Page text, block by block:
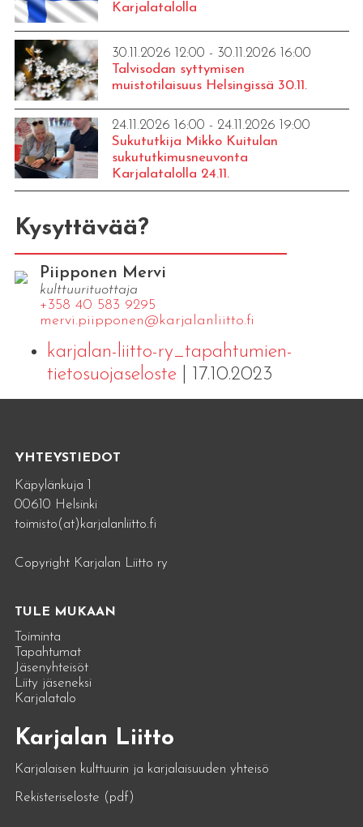
Karjalatalolla
30.11.2026 12:00 - 30.11.2026 16:00
Talvisodan syttymisen
muistotilaisuus Helsingissä 30.11.
24.11.2026 16:00 - 24.11.2026 19:00
Sukututkija Mikko Kuitulan
sukututkimusneuvonta
Karjalatalolla 24.11.
Kysyttävää?
Piipponen Mervi
kulttuurituottaja
+358 40 583 9295
mervi.​piipponen@​kar​jala​nlii​tto.​fi
karjalan-liitto-ry_tapahtumien-
tietosuojaseloste| 17.10.2023
YHTEYSTIEDOT
Käpylänkuja 1
00610 Helsinki
toimisto(at)karjalanliitto.fi
Copyright Karjalan Liitto ry
TULE MUKAAN
Toiminta
Tapahtumat
Jäsenyhteisöt
Liity jäseneksi
Karjalatalo
Karjalan Liitto
Karjalaisen kulttuurin ja karjalaisuuden yhteisö
Rekisteriseloste (pdf)